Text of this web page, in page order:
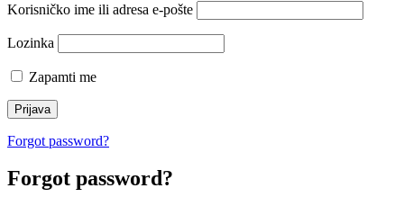
Korisničko ime ili adresa e-pošte
Lozinka
Zapamti me
Forgot password?
Forgot password?